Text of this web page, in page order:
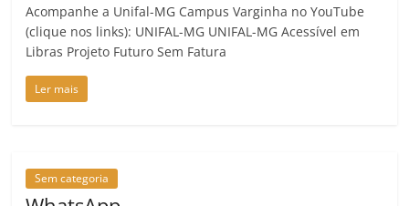
Acompanhe a Unifal-MG Campus Varginha no YouTube
(clique nos links): UNIFAL-MG UNIFAL-MG Acessível em
Libras Projeto Futuro Sem Fatura
Ler mais
Sem categoria